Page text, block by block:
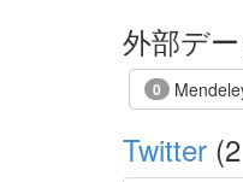
外部デ
0
Twitter